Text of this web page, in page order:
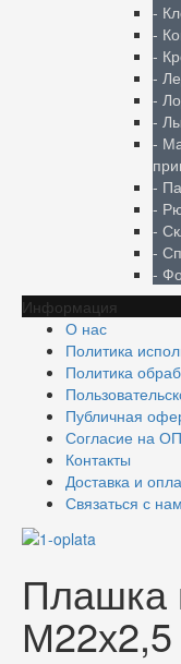
-
-
-
-
-
-
-
-
-
-
-
-
Информация
О нас
Политика
Политика
Публичная
Согласие на
Контакты
Доставка и
Связаться с
Плашка